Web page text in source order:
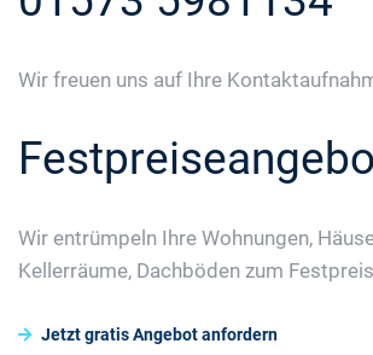
Wir freuen uns auf Ihre
Wir entrümpeln Ihre Wohnungen,
Kellerräume, Dachböden zum
Jetzt gratis Angebot anfordern